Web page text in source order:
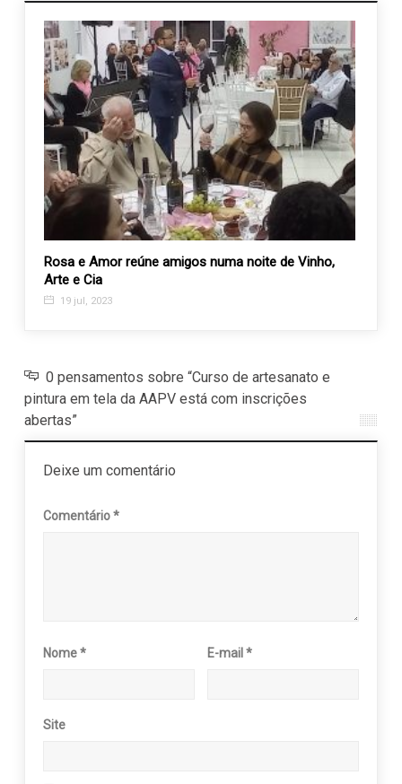
Rosa e Amor reúne amigos numa noite de Vinho,
Arte e Cia
19 jul, 2023
0 pensamentos sobre “Curso de artesanato e
pintura em tela da AAPV está com inscrições
abertas”
Deixe um comentário
Comentário*
Nome* E-mail*
Site